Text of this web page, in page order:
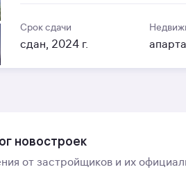
Срок сдачи
сдан, 2024 г.
новостроек
от застройщиков и их